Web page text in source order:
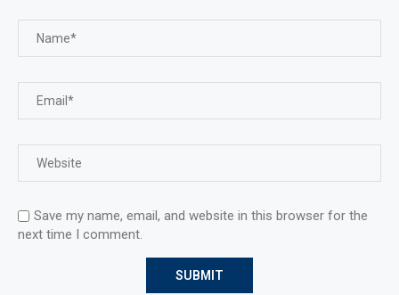
Save my name, email, and website in this browser for the
next time I comment.